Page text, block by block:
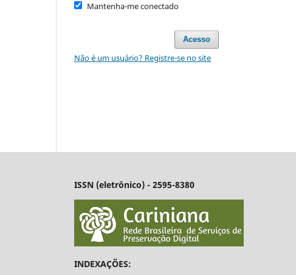
Mantenha-me conectado
Acesso
Não é um usuário? Registre-se no site
ISSN (eletrônico) - 2595-8380
INDEXAÇÕES: